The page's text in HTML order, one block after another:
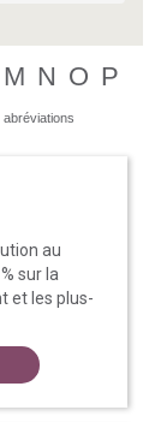
M N O P
abréviations
au
sur la
et les plus-